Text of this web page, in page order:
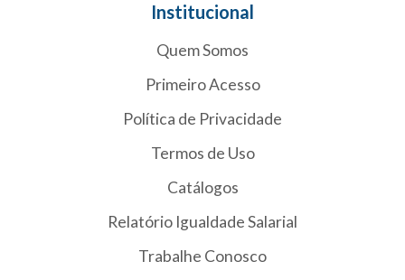
Institucional
Quem Somos
Primeiro Acesso
Política de Privacidade
Termos de Uso
Catálogos
Relatório Igualdade Salarial
Trabalhe Conosco